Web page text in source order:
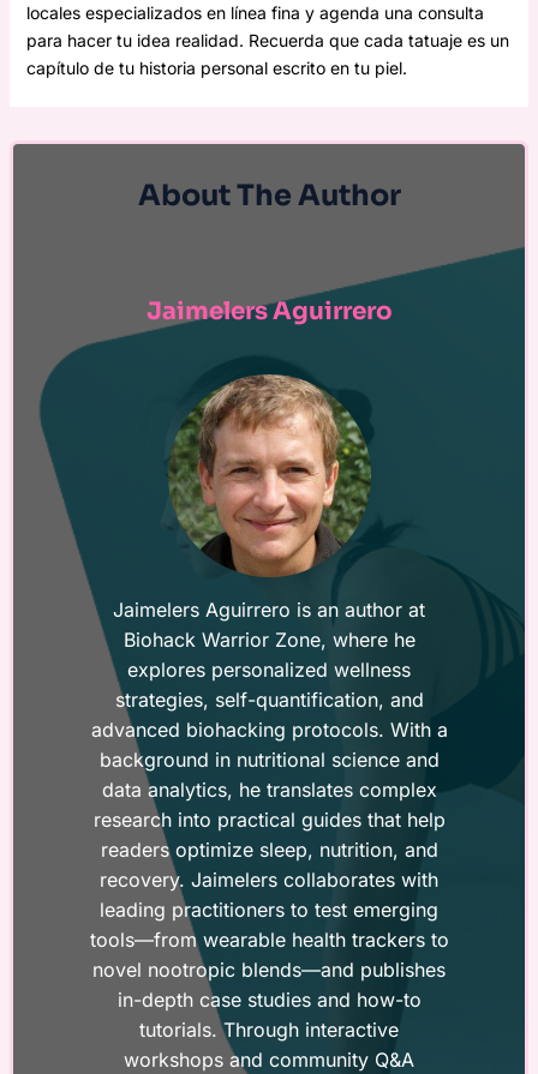
locales especializados en línea fina y agenda una consulta
para hacer tu idea realidad. Recuerda que cada tatuaje es un
capítulo de tu historia personal escrito en tu piel.
About The Author
Jaimelers Aguirrero
Jaimelers Aguirrero is an author at
Biohack Warrior Zone, where he
explores personalized wellness
strategies, self-quantification, and
advanced biohacking protocols. With a
background in nutritional science and
data analytics, he translates complex
research into practical guides that help
readers optimize sleep, nutrition, and
recovery. Jaimelers collaborates with
leading practitioners to test emerging
tools—from wearable health trackers to
novel nootropic blends—and publishes
in-depth case studies and how-to
tutorials. Through interactive
workshops and community Q&A